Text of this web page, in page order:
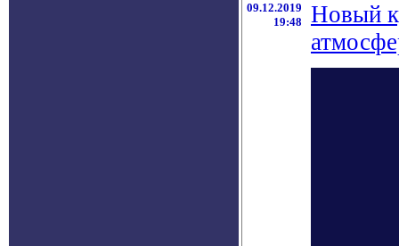
09.12.2019
19:48
Новый